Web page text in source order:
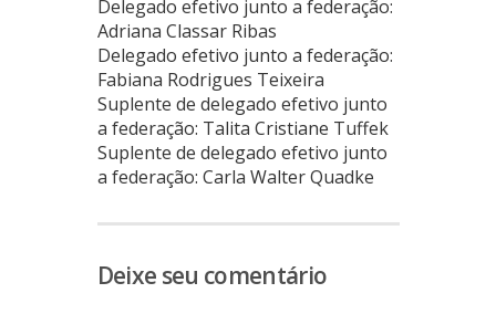
Delegado efetivo junto a federação:
Adriana Classar Ribas
Delegado efetivo junto a federação:
Fabiana Rodrigues Teixeira
Suplente de delegado efetivo junto
a federação: Talita Cristiane Tuffek
Suplente de delegado efetivo junto
a federação: Carla Walter Quadke
Deixe seu comentário